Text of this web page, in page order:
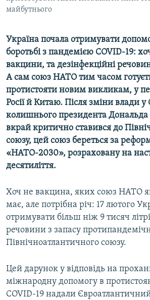
майбутнього
Україна почала отримувати
боротьбі з пандемією COVID-19:
вакцини, та дезінфекційні
А сам союз НАТО тим часом
протистояти новим викликам, у
Росії й Китаю. Після зміни влади
колишнього президента
вкрай критично ставився до
союзу, цей союз береться за
«НАТО-2030», розраховану на
десятиліття.
Хоч не вакцина, яких союз НАТО
має, але потрібна річ: 17 лютого
отримувати більш ніж 9 тисяч
речовини з запасу
Північноатлантичного союзу.
Цей дарунок у відповідь на
міжнародну допомогу в
COVID-19 надали